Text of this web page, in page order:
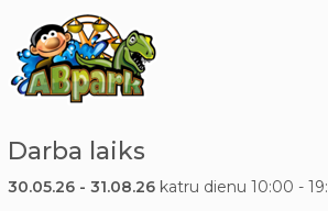
Darba laiks
30.05.26 - 31.08.26 katru dienu 10:00 -